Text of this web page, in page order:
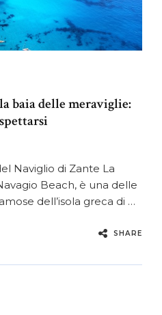
baia delle meraviglie:
Naviglio di Zante La
Beach, è una delle
dell’isola greca di …
SHARE